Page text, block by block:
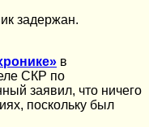
задержан.
в
СКР по
заявил, что ничего
поскольку был